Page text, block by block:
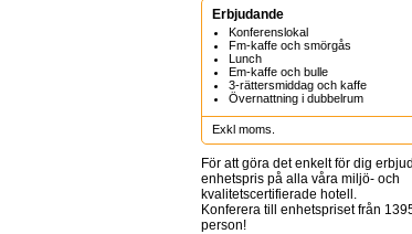
Erbjudande
Konferenslokal
Fm-kaffe och smörgås
Lunch
Em-kaffe och bulle
3-rättersmiddag och kaffe
Övernattning i dubbelrum
Exkl moms.
För att göra det enkelt för dig
enhetspris på alla våra miljö- och
kvalitetscertifierade hotell.
Konferera till enhetspriset från
person!